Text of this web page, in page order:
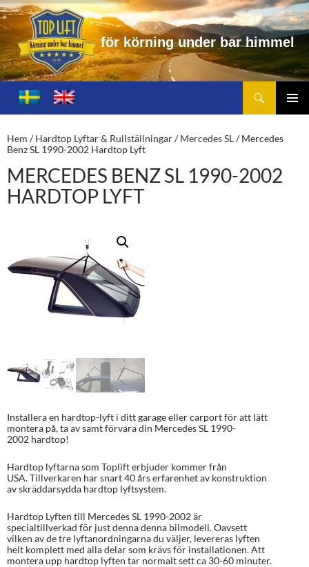
för körning under bar himme
Toplift.se – för körning under bar himmel
HOPPA
TILL
Hem /Hardtop Lyftar & Rullställningar/Mercedes SL/ Mercedes
Benz SL 1990-2002 Hardtop Lyft
MERCEDES BENZ SL 1990-2002
HARDTOP LYFT
Installera en hardtop-lyft i ditt garage eller carport för att lätt
montera på, ta av samt förvara din Mercedes SL 1990-
2002 hardtop!
Hardtop lyftarna som Toplift erbjuder kommer från
USA. Tillverkaren har snart 40 års erfarenhet av konstruktion
av skräddarsydda hardtop lyftsystem.
Hardtop Lyften till Mercedes SL 1990-2002 är
specialtillverkad för just denna denna bilmodell. Oavsett
vilken av de tre lyftanordningarna du väljer, levereras lyften
helt komplett med alla delar som krävs för installationen. Att
montera upp hardtop lyften tar normalt sett ca 30-60 minuter.